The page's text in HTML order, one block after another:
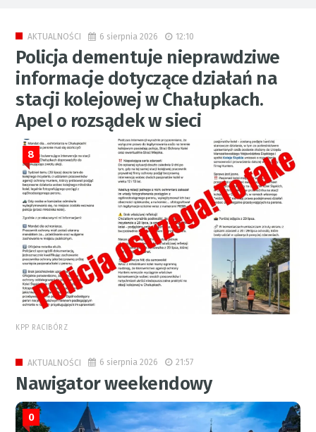
AKTUALNOŚCI 6 sierpnia 2026 12:10
Policja dementuje nieprawdziwe
informacje dotyczące działań na
stacji kolejowej w Chałupkach.
Apel o rozsądek w sieci
8
KPP RACIBÓRZ
AKTUALNOŚCI 6 sierpnia 2026 21:57
Nawigator weekendowy
0